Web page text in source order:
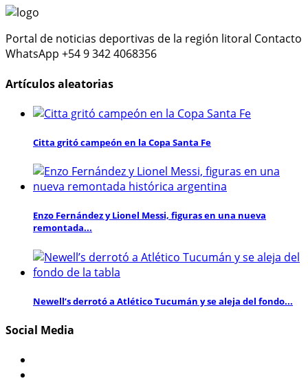
Portal de noticias deportivas de la región litoral Contacto
WhatsApp +54 9 342 4068356
Artículos aleatorias
Citta gritó campeón en la Copa Santa Fe
Enzo Fernández y Lionel Messi, figuras en una nueva
remontada...
Newell’s derrotó a Atlético Tucumán y se aleja del fondo...
Social Media